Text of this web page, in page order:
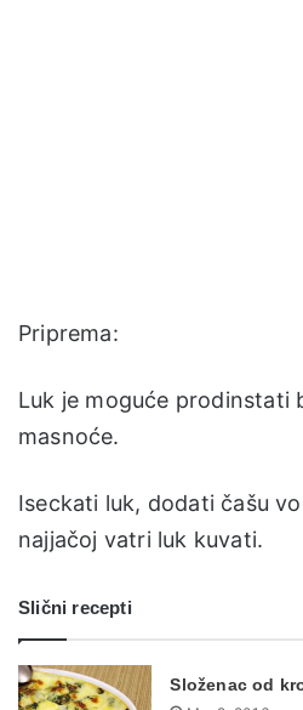
Priprema:
Luk je moguće prodinstati
masnoće.
Iseckati luk, dodati čašu
najjačoj vatri luk kuvati.
Slični recepti
Složenac od